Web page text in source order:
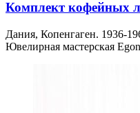
Комплект кофейных
Дания, Копенгаген. 1936-
Ювелирная мастерская